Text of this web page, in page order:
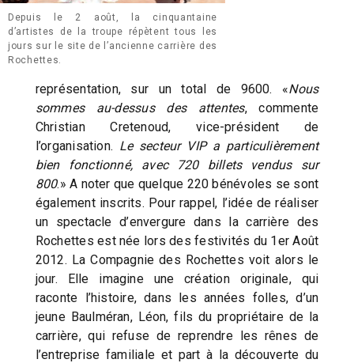
Depuis le 2 août, la cinquantaine
d’artistes de la troupe répètent tous les
jours sur le site de l’ancienne carrière des
Rochettes.
représentation, sur un total de 9600. «Nous
sommes au-dessus des attentes, commente
Christian Cretenoud, vice-président de
l’organisation. Le secteur VIP a particulièrement
bien fonctionné, avec 720 billets vendus sur
800.» A noter que quelque 220 bénévoles se sont
également inscrits. Pour rappel, l’idée de réaliser
un spectacle d’envergure dans la carrière des
Rochettes est née lors des festivités du 1er Août
2012. La Compagnie des Rochettes voit alors le
jour. Elle imagine une création originale, qui
raconte l’histoire, dans les années folles, d’un
jeune Baulméran, Léon, fils du propriétaire de la
carrière, qui refuse de reprendre les rênes de
l’entreprise familiale et part à la découverte du